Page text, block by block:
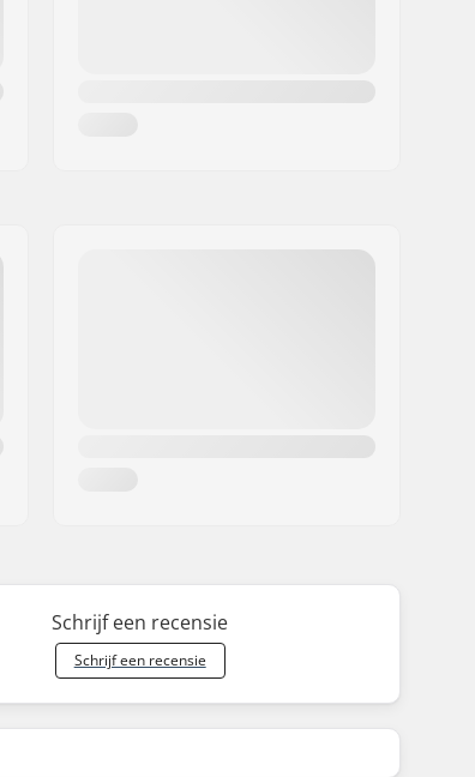
Schrijf een recensie
Schrijf een recensie